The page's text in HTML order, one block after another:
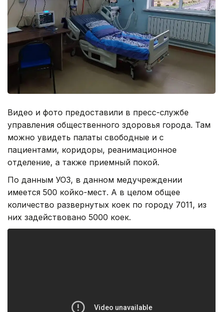
Видео и фото предоставили в пресс-службе
управления общественного здоровья города. Там
можно увидеть палаты свободные и с
пациентами, коридоры, реанимационное
отделение, а также приемный покой.
По данным УОЗ, в данном медучреждении
имеется 500 койко-мест. А в целом общее
количество развернутых коек по городу 7011, из
них задействовано 5000 коек.